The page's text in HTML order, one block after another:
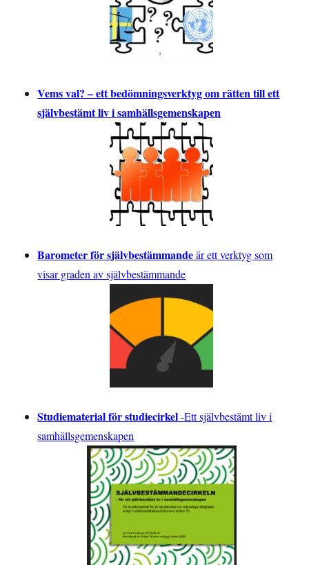
Vems val? – ett bedömningsverktyg om rätten till ett
självbestämt liv i samhällsgemenskapen
Barometer för självbestämmandeär ett verktyg som
visar graden av självbestämmande
Studiematerial för studiecirkel-Ett självbestämt liv i
samhällsgemenskapen